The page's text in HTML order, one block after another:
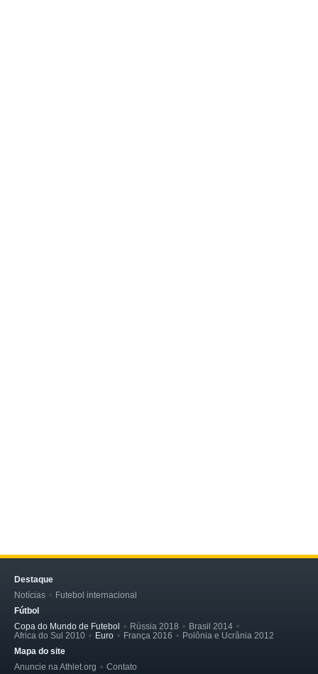
Destaque
Notícias
Futebol internacional
Fútbol
Copa do Mundo de Futebol
Rússia 2018
Brasil 2014
Africa do Sul 2010
Euro França 2016
Polônia e Ucrânia 2012
Mapa do site
Anuncie na Athlet.org
Contato